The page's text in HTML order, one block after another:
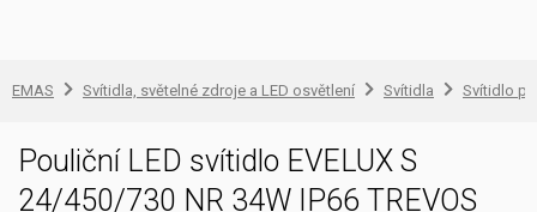
EMAS Svítidla, světelné zdroje a LED osvětlení Svítidla Svítidlo
Pouliční LED svítidlo EVELUX S
24/450/730 NR 34W IP66 TREVOS